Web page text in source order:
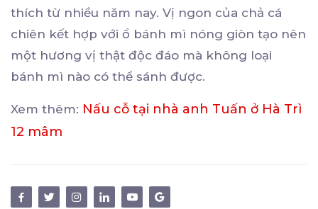
thích từ nhiều năm nay. Vị ngon của chả cá
chiên kết hợp với ổ bánh mì nóng giòn tạo nên
một hương vị thật độc đáo mà không loại
bánh mì nào có thể sánh được.
Xem thêm: Nấu cỗ tại nhà anh Tuấn ở Hà Trì
12 mâm